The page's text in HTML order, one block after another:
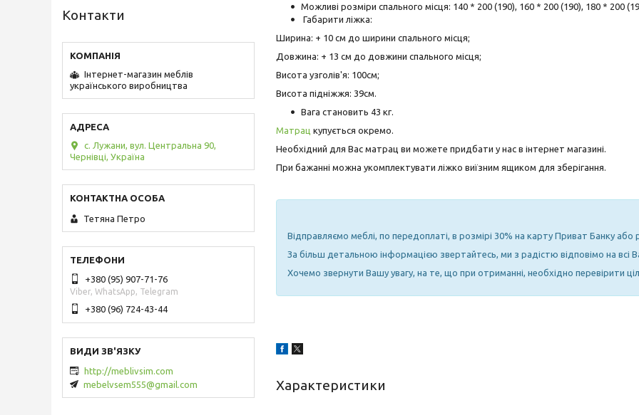
Можливі розміри спального місця: 140 * 200 (190), 160 * 200 (190), 180 * 200
Габарити ліжка:
Ширина: + 10 см до ширини спального місця;
Довжина: + 13 см до довжини спального місця;
Висота узголів'я: 100см;
Висота підніжжя: 39см.
Вага становить 43 кг.
Матрац купується окремо.
Необхідний для Вас матрац ви можете придбати у нас в інтернет магазині.
При бажанні можна укомплектувати ліжко виїзним ящиком для зберігання.
Відправляємо меблі, по передоплаті, в розмірі 30% на карту Приват Банку або
За більш детальною інформацією звертайтесь, ми з радістю відповімо на всі
Хочемо звернути Вашу увагу, на те, що при отриманні, необхідно перевірити
Характеристики
Контакти
Інтернет-магазин меблів
українського виробництва
с. Лужани, вул. Центральна 90,
Чернівці, Україна
Тетяна Петро
+380 (95) 907-71-76
Viber, WhatsApp, Telegram
+380 (96) 724-43-44
http://meblivsim.com
mebelvsem555@gmail.com